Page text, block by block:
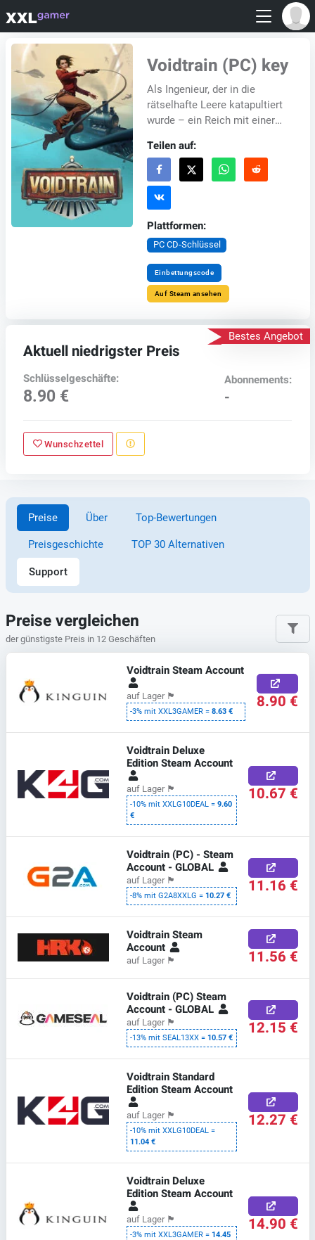
Voidtrain (PC) key
Als Ingenieur, der in die
rätselhafte Leere katapultiert
wurde – ein Reich mit einer
einzigartigen Regeln und einer
ungewis...
Teilen auf:
Plattformen:
PC CD-Schlüssel
Einbettungscode
Auf Steam ansehen
Bestes Angebot
Aktuell niedrigster Preis
Schlüsselgeschäfte:
8.90 €
Abonnements:
-
Wunschzettel
Preise Über Top-Bewertungen
Preisgeschichte TOP 30 Alternativen
Support
Preise vergleichen
der günstigste Preis in 12 Geschäften
Voidtrain Steam Account
auf Lager 🏴
-3% mit XXL3GAMER =8.63 € 8.90 €
Voidtrain Deluxe
Edition Steam Account
auf Lager 🏴
-10% mit XXLG10DEAL =9.60
€
10.67 €
Voidtrain (PC) - Steam
Account - GLOBAL
auf Lager 🏴
-8% mit G2A8XXLG =10.27 € 11.16 €
Voidtrain Steam
Account
auf Lager 🏴 11.56 €
Voidtrain (PC) Steam
Account - GLOBAL
auf Lager 🏴
-13% mit SEAL13XX =10.57 € 12.15 €
Voidtrain Standard
Edition Steam Account
auf Lager 🏴
-10% mit XXLG10DEAL =
11.04 €
12.27 €
Voidtrain Deluxe
Edition Steam Account
auf Lager 🏴
-3% mit XXL3GAMER =14.45
14.90 €